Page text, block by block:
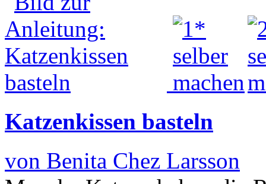
Katzenkissen basteln
von Benita Chez Larsson